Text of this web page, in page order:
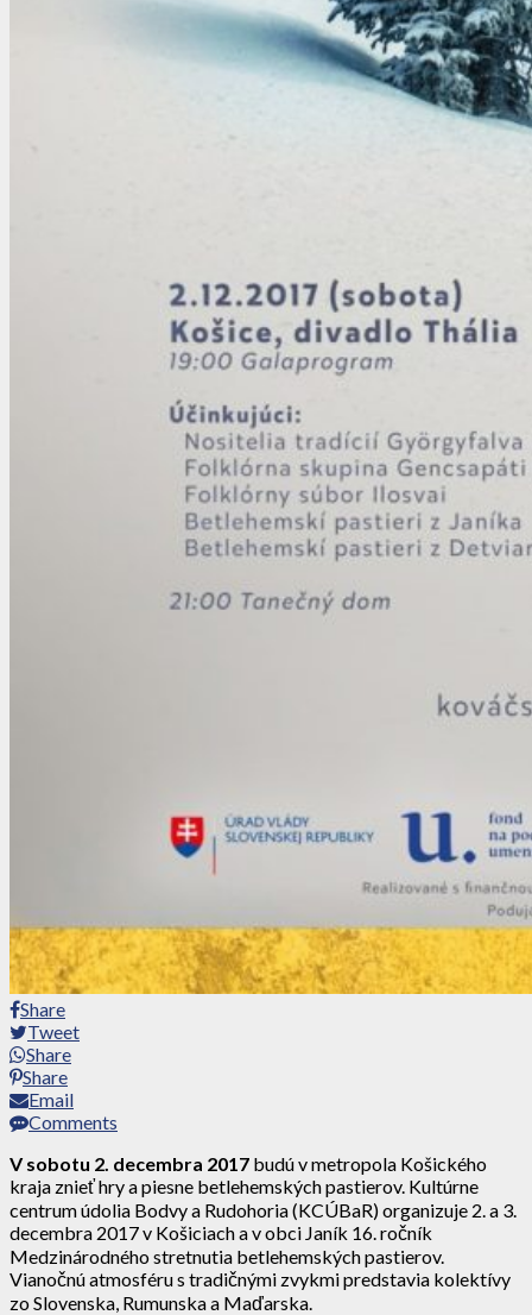
Share
Tweet
Share
Share
Email
Comments
V sobotu 2. decembra 2017 budú v metropola Košického
kraja znieť hry a piesne betlehemských pastierov. Kultúrne
centrum údolia Bodvy a Rudohoria (KCÚBaR) organizuje 2. a 3.
decembra 2017 v Košiciach a v obci Janík 16. ročník
Medzinárodného stretnutia betlehemských pastierov.
Vianočnú atmosféru s tradičnými zvykmi predstavia kolektívy
zo Slovenska, Rumunska a Maďarska.